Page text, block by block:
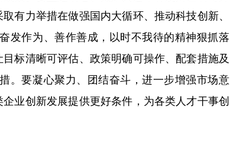
有力举措在做强国内大循环、推动科技创新、
发作为、善作善成，以时不我待的精神狠抓落
标清晰可评估、政策明确可操作、配套措施及
。要凝心聚力、团结奋斗，进一步增强市场意
业创新发展提供更好条件，为各类人才干事创